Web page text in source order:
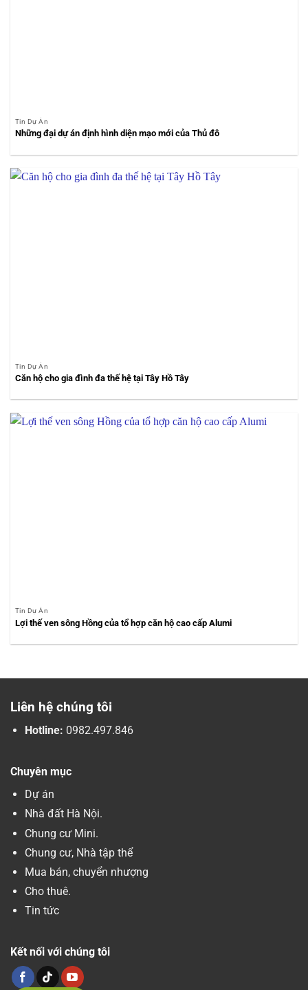
Tin Dự Án
Những đại dự án định hình diện mạo mới của Thủ đô
Tin Dự Án
Căn hộ cho gia đình đa thế hệ tại Tây Hồ Tây
Tin Dự Án
Lợi thế ven sông Hồng của tổ hợp căn hộ cao cấp Alumi
Liên hệ chúng tôi
Hotline: 0982.497.846
Chuyên mục
Dự án
Nhà đất Hà Nội.
Chung cư Mini.
Chung cư, Nhà tập thể
Mua bán, chuyển nhượng
Cho thuê.
Tin tức
Kết nối với chúng tôi